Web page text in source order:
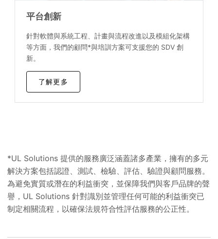
平台創新
針對軟體與系統工程、計畫與流程改進以及模組化架構
等方面，我們的顧問*與培訓方案可支援您的 SDV 創
新。
了解更多
*UL Solutions 提供的服務廣泛涵蓋諸多產業，擁有的多元
解決方案包括認證、測試、檢驗、評估、驗證與顧問服務。
為避免實質或潛在的利益衝突，並保障我們與客戶品牌的聲
譽，UL Solutions 針對識別並管理任何可能的利益衝突已
制定相關流程，以確保法規符合性評估服務的公正性。